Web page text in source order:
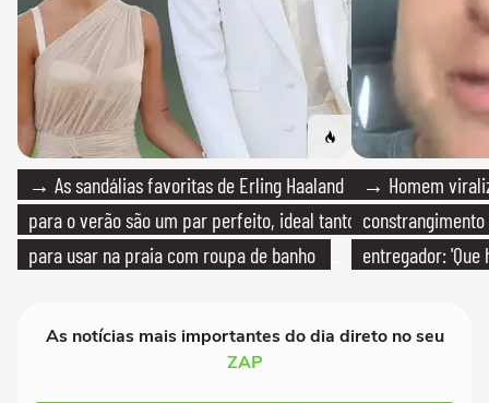
→ As sandálias favoritas de Erling Haaland
para o verão são um par perfeito, ideal tanto
para usar na praia com roupa de banho
→ Homem
entregador: 'Que
As notícias mais importantes do dia direto no seu
ZAP